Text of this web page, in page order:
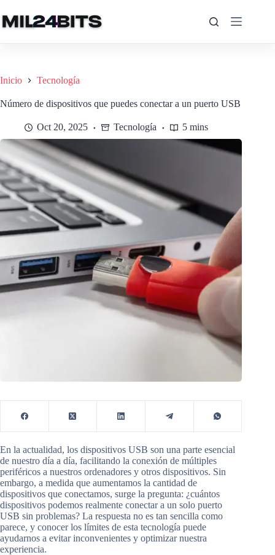
al
contenido
Inicio Tecnología
Número de dispositivos que puedes conectar a un puerto USB
Oct 20, 2025 Tecnología 5 mins
En la actualidad, los dispositivos USB son una parte esencial
de nuestro día a día, facilitando la conexión de múltiples
periféricos a nuestros ordenadores y otros dispositivos. Sin
embargo, a medida que aumentamos la cantidad de
dispositivos que conectamos, surge la pregunta: ¿cuántos
dispositivos podemos realmente conectar a un solo puerto
USB sin problemas? La respuesta no es tan sencilla como
parece, y conocer los límites de esta tecnología puede
ayudarnos a evitar inconvenientes y optimizar nuestra
experiencia.